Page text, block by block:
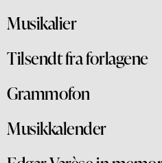
Musikalier
Tilsendt fra forlagene
Grammofon
Musikkalender